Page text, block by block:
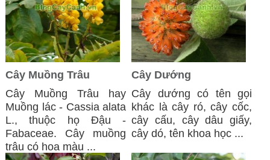
Cây Muồng Trâu
​Cây Muồng Trâu hay
Muồng lác - Cassia alata
L., thuộc họ Đậu -
Fabaceae. Cây muồng
trâu có hoa màu ...
Cây Dướng
Cây dướng có tên gọi
khác là cây ró, cây cốc,
cây cấu, cây dâu giấy,
cây dó, tên khoa học ...